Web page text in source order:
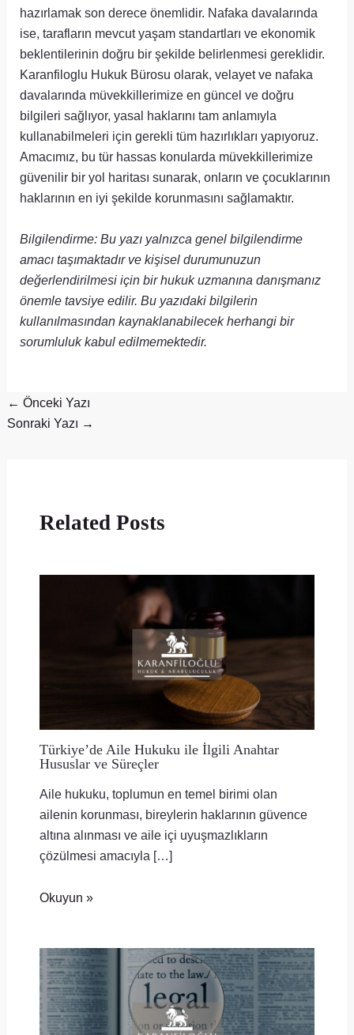
hazırlamak son derece önemlidir. Nafaka davalarında
ise, tarafların mevcut yaşam standartları ve ekonomik
beklentilerinin doğru bir şekilde belirlenmesi gereklidir.
Karanfiloglu Hukuk Bürosu olarak, velayet ve nafaka
davalarında müvekkillerimize en güncel ve doğru
bilgileri sağlıyor, yasal haklarını tam anlamıyla
kullanabilmeleri için gerekli tüm hazırlıkları yapıyoruz.
Amacımız, bu tür hassas konularda müvekkillerimize
güvenilir bir yol haritası sunarak, onların ve çocuklarının
haklarının en iyi şekilde korunmasını sağlamaktır.
Bilgilendirme: Bu yazı yalnızca genel bilgilendirme
amacı taşımaktadır ve kişisel durumunuzun
değerlendirilmesi için bir hukuk uzmanına danışmanız
önemle tavsiye edilir. Bu yazıdaki bilgilerin
kullanılmasından kaynaklanabilecek herhangi bir
sorumluluk kabul edilmemektedir.
← Önceki Yazı
Sonraki Yazı →
Related Posts
Türkiye’de Aile Hukuku ile İlgili Anahtar
Hususlar ve Süreçler
Aile hukuku, toplumun en temel birimi olan
ailenin korunması, bireylerin haklarının güvence
altına alınması ve aile içi uyuşmazlıkların
çözülmesi amacıyla […]
Okuyun »